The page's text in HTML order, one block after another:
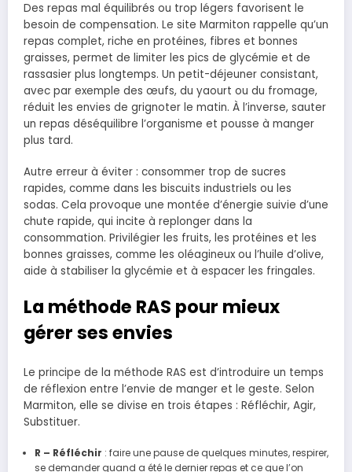
Des repas mal équilibrés ou trop légers favorisent le
besoin de compensation. Le site Marmiton rappelle qu’un
repas complet, riche en protéines, fibres et bonnes
graisses, permet de limiter les pics de glycémie et de
rassasier plus longtemps. Un petit-déjeuner consistant,
avec par exemple des œufs, du yaourt ou du fromage,
réduit les envies de grignoter le matin. À l’inverse, sauter
un repas déséquilibre l’organisme et pousse à manger
plus tard.
Autre erreur à éviter : consommer trop de sucres
rapides, comme dans les biscuits industriels ou les
sodas. Cela provoque une montée d’énergie suivie d’une
chute rapide, qui incite à replonger dans la
consommation. Privilégier les fruits, les protéines et les
bonnes graisses, comme les oléagineux ou l’huile d’olive,
aide à stabiliser la glycémie et à espacer les fringales.
La méthode RAS pour mieux
gérer ses envies
Le principe de la méthode RAS est d’introduire un temps
de réflexion entre l’envie de manger et le geste. Selon
Marmiton, elle se divise en trois étapes : Réfléchir, Agir,
Substituer.
R – Réfléchir : faire une pause de quelques minutes, respirer,
se demander quand a été le dernier repas et ce que l’on